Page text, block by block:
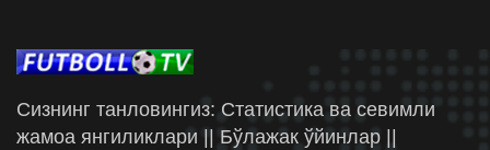
Сизнинг танловингиз: Статистика ва севимли
жамоа янгиликлари || Бўлажак ўйинлар ||